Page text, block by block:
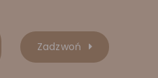
Zadzwoń